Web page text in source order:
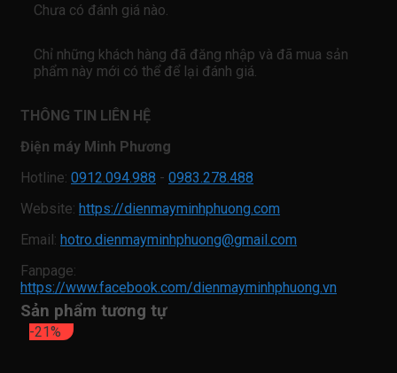
Chưa có đánh giá nào.
Chỉ những khách hàng đã đăng nhập và đã mua sản
phẩm này mới có thể để lại đánh giá.
THÔNG TIN LIÊN HỆ
Điện máy Minh Phương
Hotline: 0912.094.988 - 0983.278.488
Website: https://dienmayminhphuong.com
Email: hotro.dienmayminhphuong@gmail.com
Fanpage:
https://www.facebook.com/dienmayminhphuong.vn
Sản phẩm tương tự
-21%